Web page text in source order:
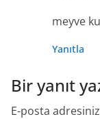
meyve
Yanıtla
Bir yanıt
E-posta